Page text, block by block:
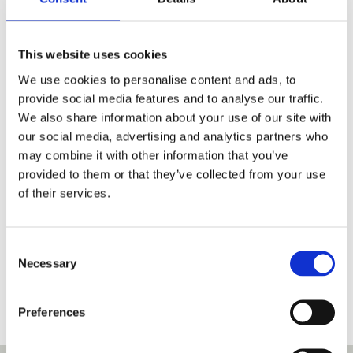
This website uses cookies
We use cookies to personalise content and ads, to
provide social media features and to analyse our traffic.
We also share information about your use of our site with
our social media, advertising and analytics partners who
may combine it with other information that you’ve
provided to them or that they’ve collected from your use
of their services.
Necessary
Preferences
weitergeben.
MEHR ERFAHREN
Wir sind Frank, Beatriz, Sonja und Peter und
betreiben leidenschaftlich gerne traditionelles
Taekwon-Do. Daher leitet sich auch unser
Schulname Yeoljeong Taekwon-Doab.
Yeoljeong ist koreanisch und
Frank, Beatriz, Sonja und Peter